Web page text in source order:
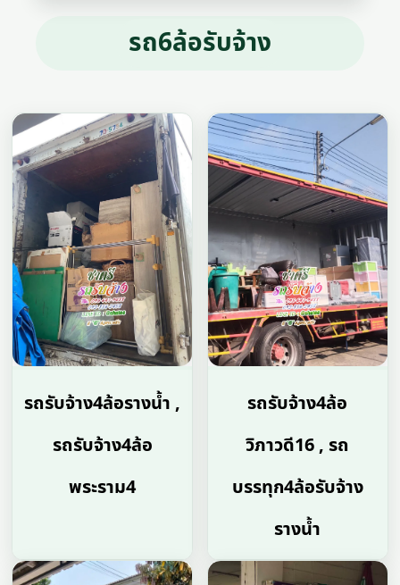
รถ6ล้อรับจ้าง
รถรับจ้าง4ล้อรางน้ำ ,
รถรับจ้าง4ล้อ
พระราม4
รถรับจ้าง4ล้อ
วิภาวดี16 , รถ
บรรทุก4ล้อรับจ้าง
รางน้ำ